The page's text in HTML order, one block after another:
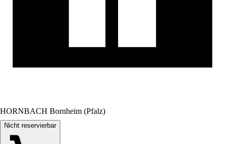
HORNBACH Bornheim (Pfalz)
Nicht reservierbar